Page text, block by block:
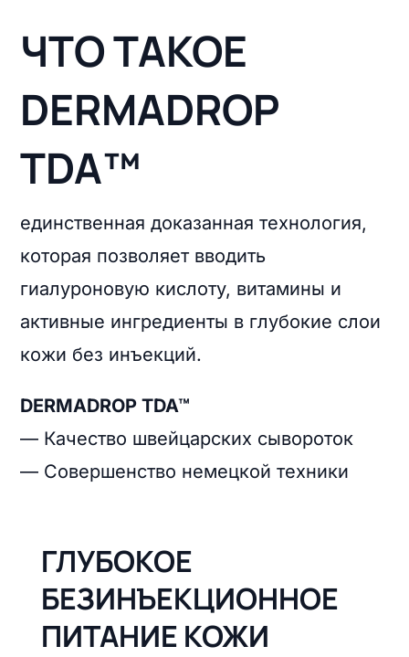
ЧТО ТАКОЕ
DERMADROP
TDA™
единственная доказанная технология,
которая позволяет вводить
гиалуроновую кислоту, витамины и
активные ингредиенты в глубокие слои
кожи без инъекций.
DERMADROP TDA™
— Качество швейцарских сывороток
— Совершенство немецкой техники
ГЛУБОКОЕ
БЕЗИНЪЕКЦИОННОЕ
ПИТАНИЕ КОЖИ